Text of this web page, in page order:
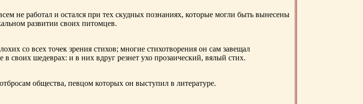
не работал и остался при тех скудных познаниях, которые могли быть вынесены
развитии своих питомцев.
со всех точек зрения стихов; многие стихотворения он сам завещал
своих шедеврах: и в них вдруг резнет ухо прозаический, вялый стих.
общества, певцом которых он выступил в литературе.